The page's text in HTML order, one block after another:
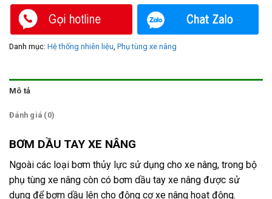
Danh mục: Hệ thống nhiên liệu Phụ tùng xe nâng
Mô tả
Đánh giá (0)
BƠM DẦU TAY XE NÂNG
Ngoài các loại bơm thủy lực sử dụng cho xe nâng, trong bộ
phụ tùng xe nâng còn có bơm dầu tay xe nâng được sử
dụng để bơm dầu lên cho động cơ xe nâng hoạt động.